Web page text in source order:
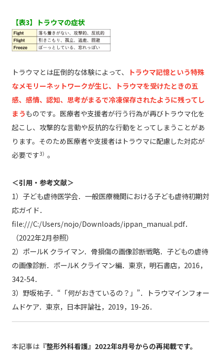
【表3】トラウマの症状
トラウマとは圧倒的な体験によって、
トラウマ記憶という特殊
なメモリーネットワークが生じ、トラウマを受けたときの五
感、感情、認知、思考がまるで冷凍保存されたように残ってし
まうものです。医療者や支援者が行う行為が再びトラウマ化を
起こし、攻撃的な言動や反抗的な行動をとってしまうことがあ
ります。そのため医療者や支援者はトラウマに配慮した対応が
必要です3） 。
＜引用・参考文献＞
1）子ども虐待医学会．一般医療機関における子ども虐待初期対
応ガイド．
file:///C:/Users/nojo/Downloads/ippan_manual.pdf．
（2022年2月参照）
2）ポールK クライマン．骨損傷の画像診断戦略．子どもの虐待
の画像診断．ポールK クライマン編．東京，明石書店，2016，
342-54．
3）野坂祐子．“「何がおきているの？」”．トラウマインフォー
ムドケア．東京，日本評論社，2019，19-26．
本記事は『整形外科看護』2022年8月号からの再掲載です。